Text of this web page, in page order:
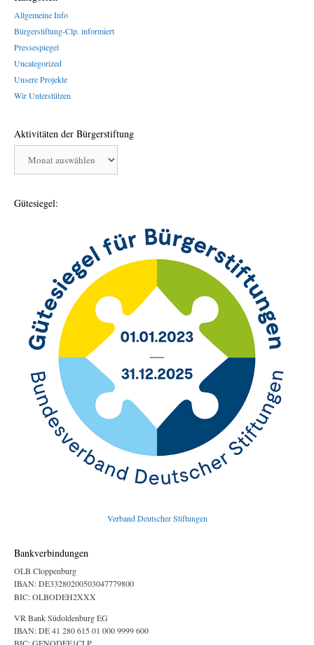
Allgemeine Info
Bürgerstiftung-Clp. informiert
Pressespiegel
Uncategorized
Unsere Projekte
Wir Unterstützen
Aktivitäten der Bürgerstiftung
Bürgerstiftung
Gütesiegel:
Verband Deutscher Stiftungen
Bankverbindungen
OLB Cloppenburg
IBAN: DE33280200503047779800
BIC: OLBODEH2XXX
VR Bank Südoldenburg EG
IBAN: DE 41 280 615 01 000 9999 600